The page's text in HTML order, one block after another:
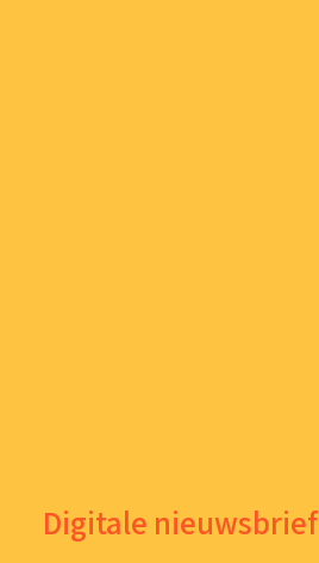
Digitale nieuwsbrief